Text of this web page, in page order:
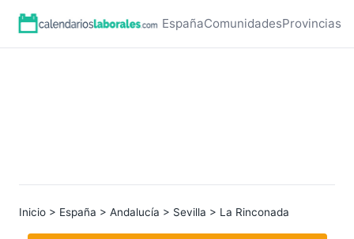
EspañaComunidadesProvincias
Inicio > España > Andalucía > Sevilla > La Rinconada